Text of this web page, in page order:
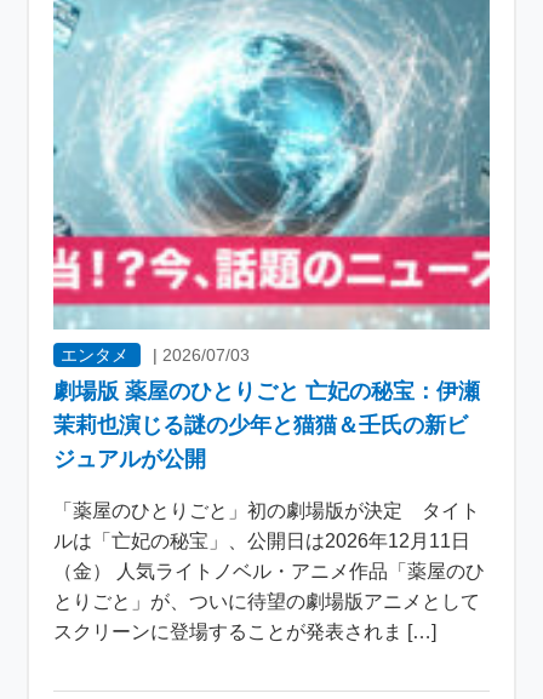
エンタメ | 2026/07/03
劇場版 薬屋のひとりごと 亡妃の秘宝：伊瀬
茉莉也演じる謎の少年と猫猫＆壬氏の新ビ
ジュアルが公開
「薬屋のひとりごと」初の劇場版が決定 タイト
ルは「亡妃の秘宝」、公開日は2026年12月11日
（金） 人気ライトノベル・アニメ作品「薬屋のひ
とりごと」が、ついに待望の劇場版アニメとして
スクリーンに登場することが発表されま […]